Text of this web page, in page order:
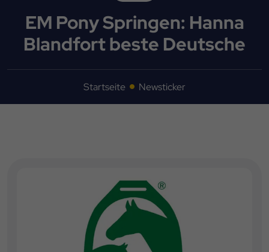
EM Pony Springen: Hanna
Blandfort beste Deutsche
Startseite Newsticker